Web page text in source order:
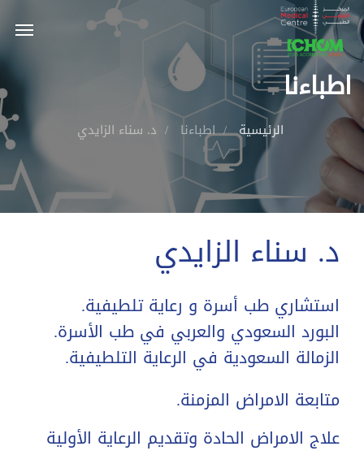
اطباءنا
الرئيسية اطباءنا د. سناء الزايدي
د. سناء الزايدي
استشاري طب أسرة و رعاية تلطيفية.
البورد السعودي والعربي في طب الأسرة.
الزمالة السعودية في الرعاية التلطيفية.
متابعة الامراض المزمنة.
علاج الامراض الحادة وتقديم الرعاية الأولية